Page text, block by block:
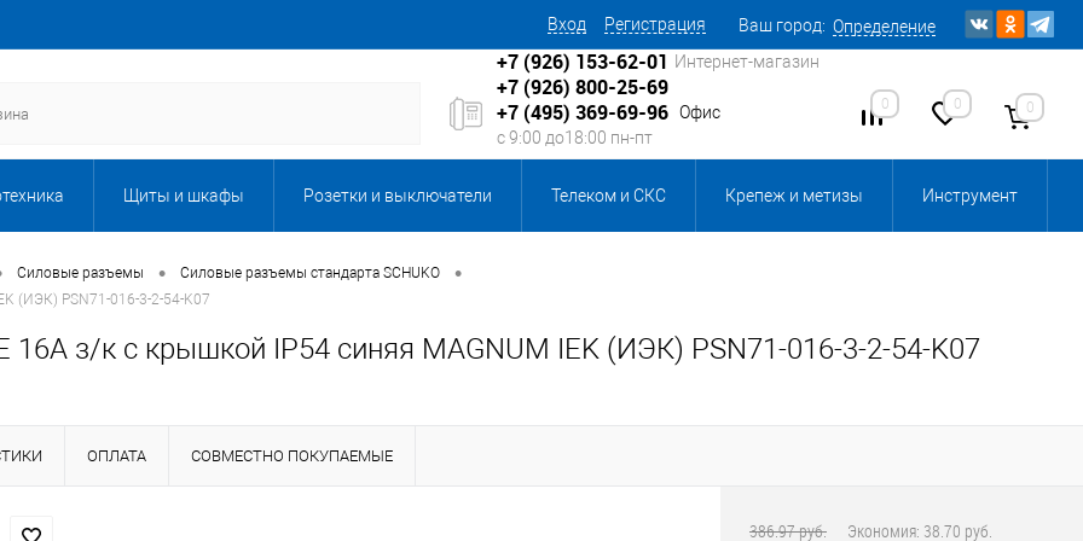
Вход Регистрация Ваш город: Определение
+7 (926) 153-62-01 Интернет-магазин
+7 (926) 800-25-69
+7 (495) 369-69-96 Офис
с 9:00 до18:00 пн-пт
0 0 0
Щиты и шкафы Розетки и выключатели Телеком и СКС Крепеж и метизы Инструмент
Бытовая техника Запорная и регулирующая арматура
Каталог подарков Клининговое оборудование, инвентарь и комплектующие, бытовая химия
Оборудование 6-10кВ Оборудование и техника для склада Ретро-электрика
Силовые разъемы • Силовые разъемы стандарта SCHUKO •
(ИЭК) PSN71-016-3-2-54-K07
16А з/к с крышкой IP54 синяя MAGNUM IEK (ИЭК) PSN71-016-3-2-54-K07
ОПЛАТА СОВМЕСТНО ПОКУПАЕМЫЕ
386.97 руб. Экономия: 38.70 руб.